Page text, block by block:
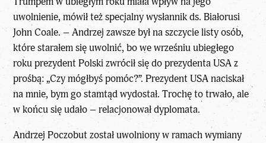
uwolnienie, mówił też specjalny wysłannik ds. Białorusi
John Coale. – Andrzej zawsze był na szczycie listy osób,
które starałem się uwolnić, bo we wrześniu ubiegłego
roku prezydent Polski zwrócił się do prezydenta USA z
prośbą: „Czy mógłbyś pomóc?”. Prezydent USA naciskał
na mnie, bym go stamtąd wydostał. Trochę to trwało, ale
w końcu się udało – relacjonował dyplomata.
Andrzej Poczobut został uwolniony w ramach wymiany